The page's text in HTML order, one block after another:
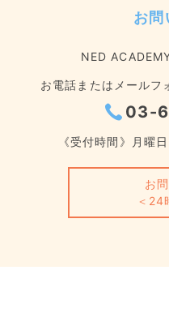
お問
NED
お電話またはメールフ
03-
《受付時間》月曜
お
＜24